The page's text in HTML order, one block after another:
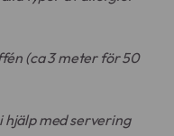
(ca 3 meter för 50
hjälp med servering